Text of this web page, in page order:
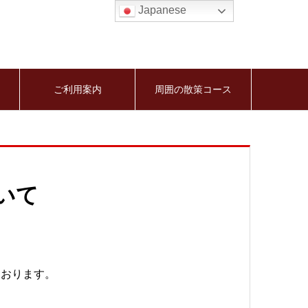
ご利用案内 周囲の散策コース
て
ります。
Japanese